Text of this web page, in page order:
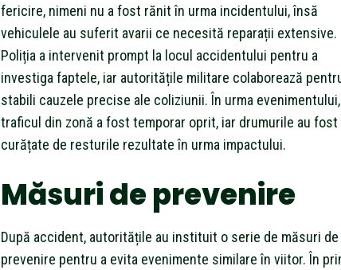
fericire, nimeni nu a fost rănit în urma incidentului, însă
vehiculele au suferit avarii ce necesită reparații extensive.
Poliția a intervenit prompt la locul accidentului pentru a
investiga faptele, iar autoritățile militare colaborează
stabili cauzele precise ale coliziunii. În urma evenimentului,
traficul din zonă a fost temporar oprit, iar drumurile au fost
curățate de resturile rezultate în urma impactului.
Măsuri de prevenire
După accident, autoritățile au instituit o serie de măsuri de
prevenire pentru a evita evenimente similare în viitor. În